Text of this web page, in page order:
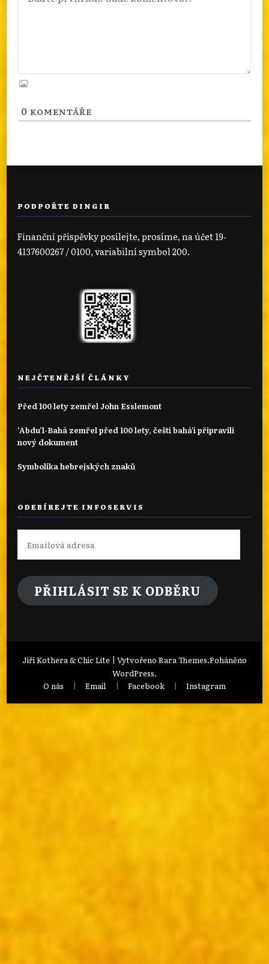
0 KOMENTÁŘE
PODPOŘTE DINGIR
Finanční příspěvky posílejte, prosíme, na účet 19‐
4137600267 / 0100, variabilní symbol 200.
NEJČTENĚJŠÍ ČLÁNKY
Před 100 lety zemřel John Esslemont
‘Abdu’l-Bahá zemřel před 100 lety, čeští bahá'í připravili
nový dokument
Symbolika hebrejských znaků
ODEBÍREJTE INFOSERVIS
Emailová
adresa
PŘIHLÁSIT SE K ODBĚRU
Jiří Kothera & Chic Lite | Vytvořeno Rara Themes.Poháněno
WordPress.
O nás
Email Facebook Instagram